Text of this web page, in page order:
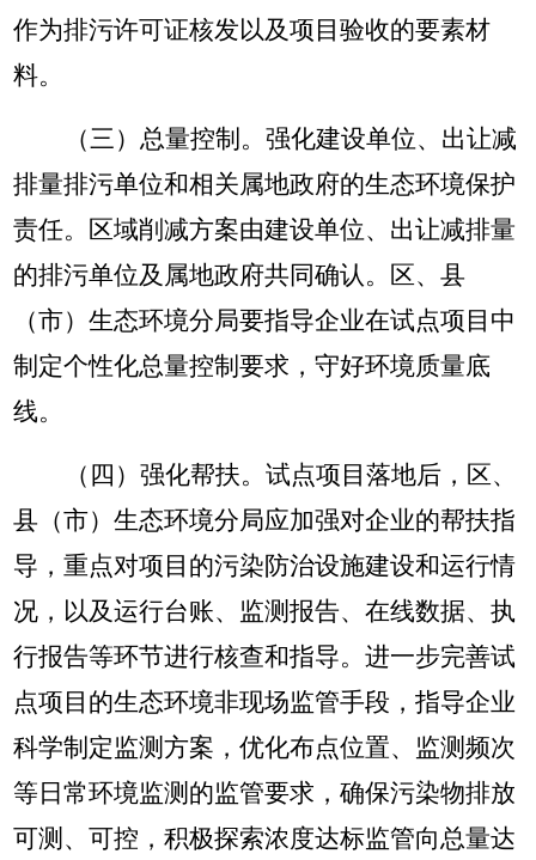
作为排污许可证核发以及项目验收的要素材
料。
（三）总量控制。强化建设单位、出让减
排量排污单位和相关属地政府的生态环境保护
责任。区域削减方案由建设单位、出让减排量
的排污单位及属地政府共同确认。区、县
（市）生态环境分局要指导企业在试点项目中
制定个性化总量控制要求，守好环境质量底
线。
（四）强化帮扶。试点项目落地后，区、
县（市）生态环境分局应加强对企业的帮扶指
导，重点对项目的污染防治设施建设和运行情
况，以及运行台账、监测报告、在线数据、执
行报告等环节进行核查和指导。进一步完善试
点项目的生态环境非现场监管手段，指导企业
科学制定监测方案，优化布点位置、监测频次
等日常环境监测的监管要求，确保污染物排放
可测、可控，积极探索浓度达标监管向总量达